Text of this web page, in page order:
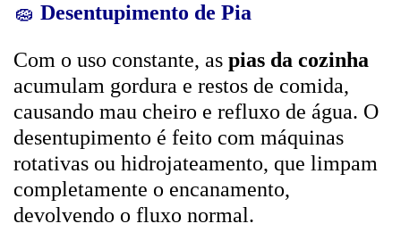
🧽 Desentupimento de Pia
Com o uso constante, as pias da cozinha
acumulam gordura e restos de comida,
causando mau cheiro e refluxo de água. O
desentupimento é feito com máquinas
rotativas ou hidrojateamento, que limpam
completamente o encanamento,
devolvendo o fluxo normal.